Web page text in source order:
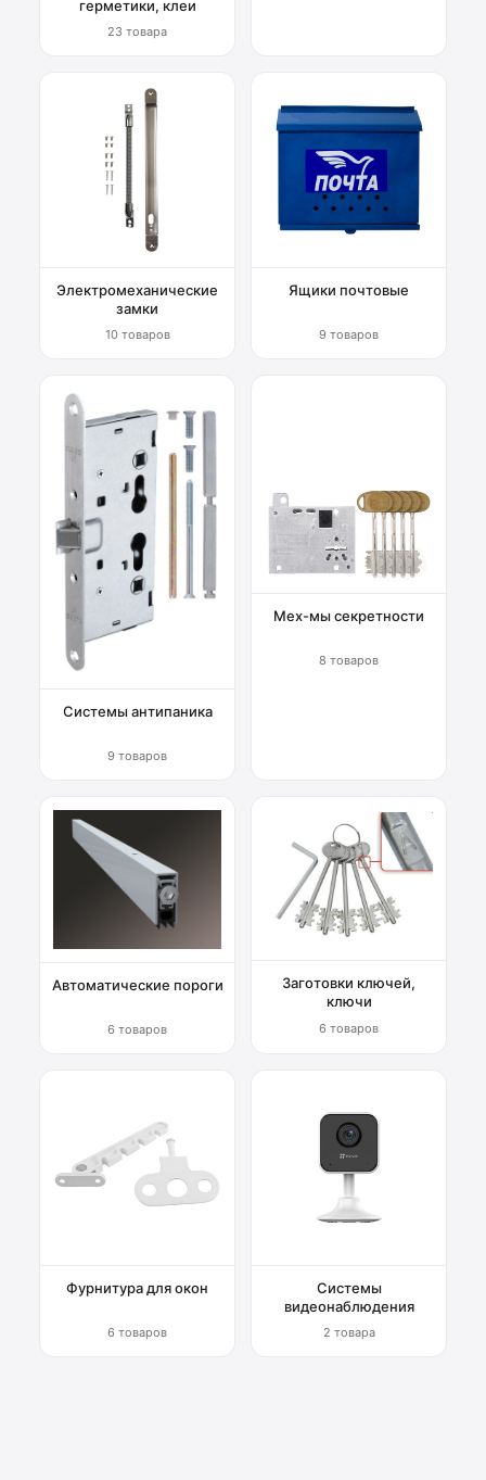
герметики, клеи
23 товара
Электромеханические
замки
10 товаров
Ящики почтовые
9 товаров
Системы антипаника
9 товаров
Мех-мы секретности
8 товаров
Автоматические пороги
6 товаров
Заготовки ключей,
ключи
6 товаров
Фурнитура для окон
6 товаров
Системы
видеонаблюдения
2 товара